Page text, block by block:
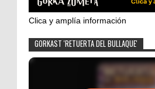
Clica y amplía información
GORKAST 'RETUERTA DEL BULLAQUE'